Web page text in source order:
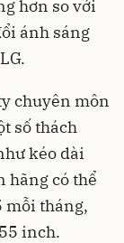
hơn so với
ánh sáng
chuyên môn
số thách
kéo dài
hãng có thể
mỗi tháng,
inch.